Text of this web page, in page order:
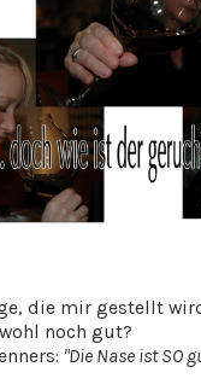
die mir gestellt
noch gut?
"Die Nase ist SO